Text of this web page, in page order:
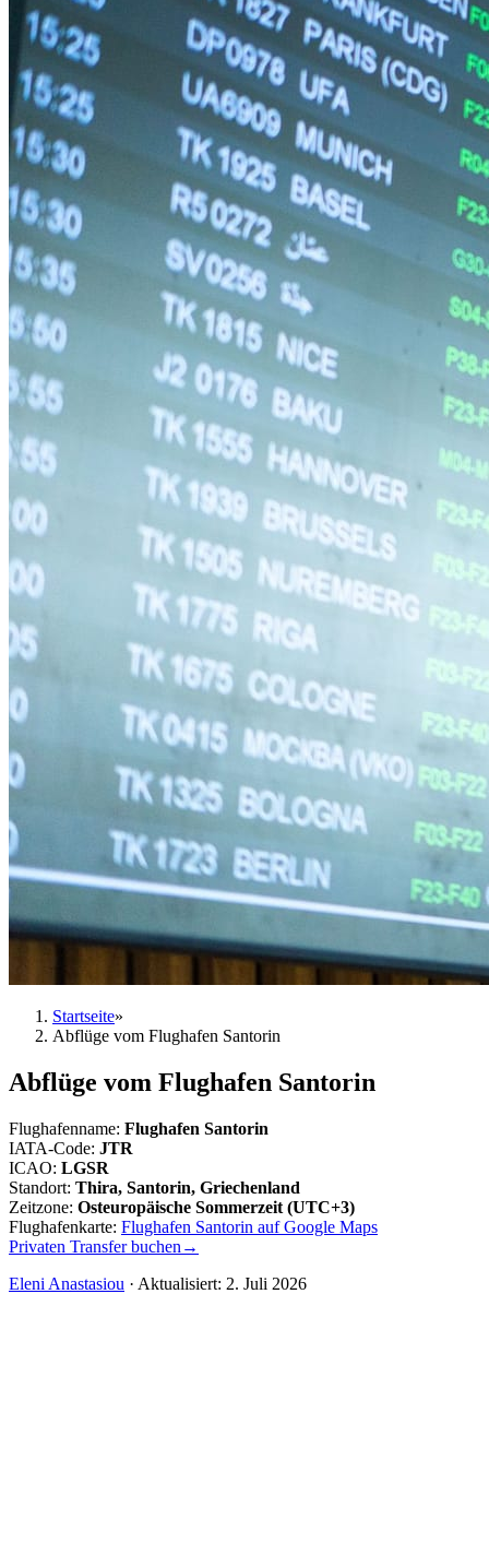
Startseite»
Abflüge vom Flughafen Santorin
Abflüge vom Flughafen Santorin
Flughafenname: Flughafen Santorin
IATA-Code: JTR
ICAO: LGSR
Standort: Thira, Santorin, Griechenland
Zeitzone: Osteuropäische Sommerzeit (UTC+3)
Flughafenkarte: Flughafen Santorin auf Google Maps
Privaten Transfer buchen →
Eleni Anastasiou · Aktualisiert: 2. Juli 2026